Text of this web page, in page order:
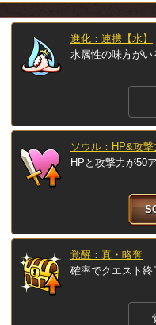
進化：連携【水】
水属性の味方が
ソウル：HP&攻
HPと攻撃力が50
覚醒：真・略奪
確率でクエスト